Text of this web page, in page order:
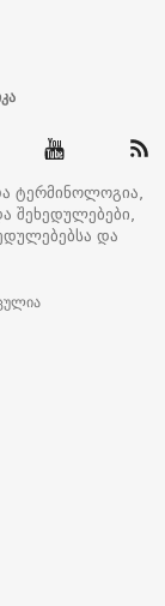
ტერმინოლოგია,
შეხედულებები,
და